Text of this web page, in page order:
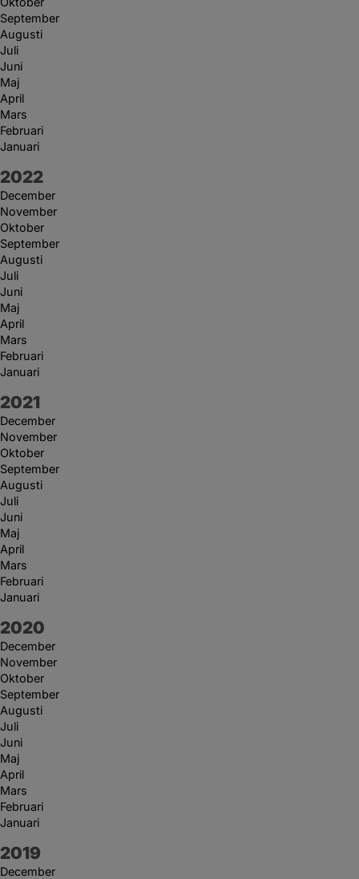
September
Augusti
Juli
Juni
Maj
April
Mars
Februari
Januari
År:
2022
December
November
Oktober
September
Augusti
Juli
Juni
Maj
April
Mars
Februari
Januari
År:
2021
December
November
Oktober
September
Augusti
Juli
Juni
Maj
April
Mars
Februari
Januari
År:
2020
December
November
Oktober
September
Augusti
Juli
Juni
Maj
April
Mars
Februari
Januari
År:
2019
December